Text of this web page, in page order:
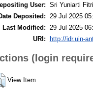
User: Sri Yuniarti
Deposited:
29 Jul 2025
Last Modified:
29 Jul 2025
URI: http://idr.uin-
(login
View Item